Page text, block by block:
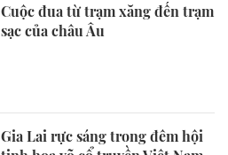
Cuộc đua từ trạm xăng đến trạm
sạc của châu Âu
Gia Lai rực sáng trong đêm hội